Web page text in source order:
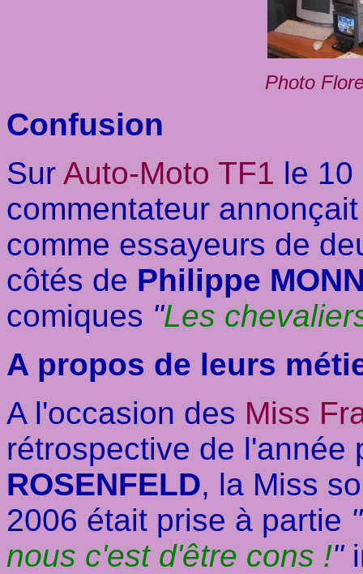
Photo
Confusion
Sur Auto-Moto TF1 le 10
commentateur
comme essayeurs de
côtés de Philippe
comiques "Les
A propos de leurs
A l'occasion des Miss
rétrospective de
ROSENFELD, la Miss
2006 était prise à partie "
nous c'est d'être cons !"